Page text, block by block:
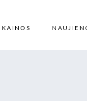
KAINOS